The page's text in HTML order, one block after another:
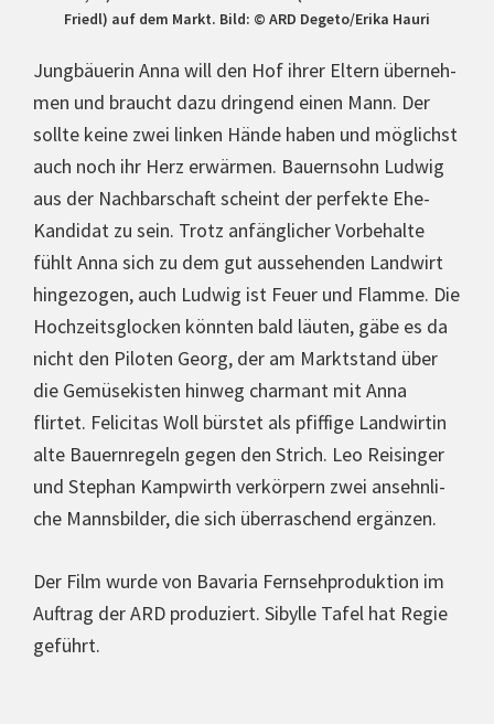
Friedl) auf dem Markt. Bild: © ARD Degeto/Erika Hauri
Jung­bäue­rin Anna will den Hof ihrer Eltern über­neh­
men und braucht dazu dringend einen Mann. Der
sollte keine zwei linken Hände haben und möglichst
auch noch ihr Herz erwärmen. Bau­ern­sohn Ludwig
aus der Nach­bar­schaft scheint der perfekte Ehe-
Kandidat zu sein. Trotz anfäng­li­cher Vor­be­hal­te
fühlt Anna sich zu dem gut aus­se­hen­den Landwirt
hin­ge­zo­gen, auch Ludwig ist Feuer und Flamme. Die
Hoch­zeits­glo­cken könnten bald läuten, gäbe es da
nicht den Piloten Georg, der am Markt­stand über
die Gemü­se­kis­ten hinweg charmant mit Anna
flirtet. Felicitas Woll bürstet als pfiffige Land­wir­tin
alte Bau­ern­re­geln gegen den Strich. Leo Reisinger
und Stephan Kampwirth ver­kör­pern zwei ansehn­li­
che Manns­bil­der, die sich über­ra­schend ergänzen.
Der Film wurde von Bavaria Fern­seh­pro­duk­ti­on im
Auftrag der ARD pro­du­ziert. Sibylle Tafel hat Regie
geführt.